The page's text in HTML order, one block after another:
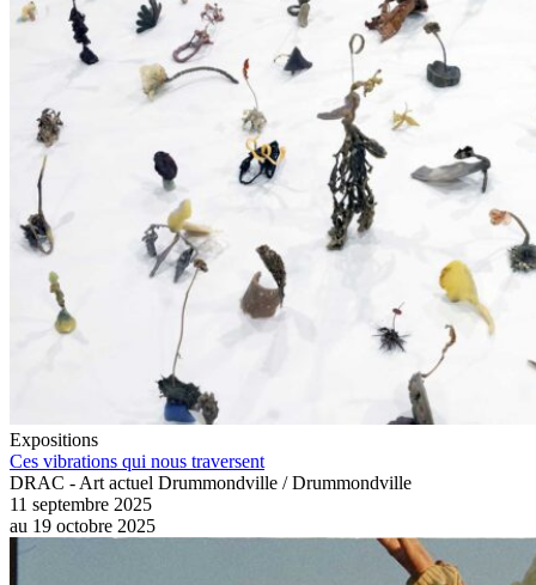
Expositions
Ces vibrations qui nous traversent
DRAC - Art actuel Drummondville / Drummondville
11 septembre 2025
au 19 octobre 2025